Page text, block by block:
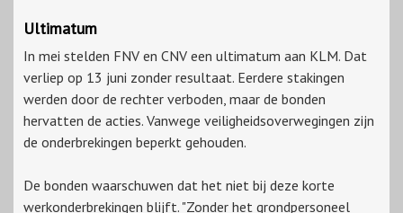
Ultimatum
In mei stelden FNV en CNV een ultimatum aan KLM. Dat
verliep op 13 juni zonder resultaat. Eerdere stakingen
werden door de rechter verboden, maar de bonden
hervatten de acties. Vanwege veiligheidsoverwegingen zijn
de onderbrekingen beperkt gehouden.
De bonden waarschuwen dat het niet bij deze korte
werkonderbrekingen blijft. "Zonder het grondpersoneel